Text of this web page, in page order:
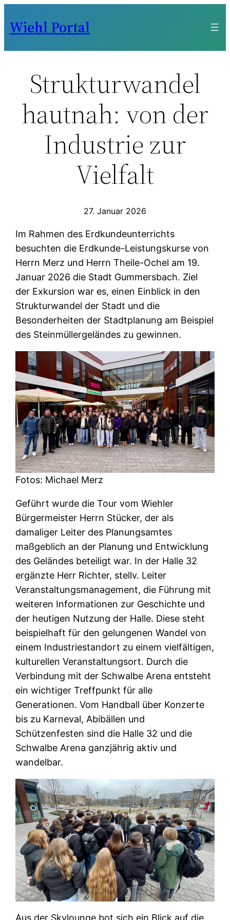
Inhalt
Wiehl Portal
Strukturwandel
hautnah: von der
Industrie zur
Vielfalt
27. Januar 2026
Im Rahmen des Erdkundeunterrichts
besuchten die Erdkunde-Leistungskurse von
Herrn Merz und Herrn Theile-Ochel am 19.
Januar 2026 die Stadt Gummersbach. Ziel
der Exkursion war es, einen Einblick in den
Strukturwandel der Stadt und die
Besonderheiten der Stadtplanung am Beispiel
des Steinmüllergeländes zu gewinnen.
Fotos: Michael Merz
Geführt wurde die Tour vom Wiehler
Bürgermeister Herrn Stücker, der als
damaliger Leiter des Planungsamtes
maßgeblich an der Planung und Entwicklung
des Geländes beteiligt war. In der Halle 32
ergänzte Herr Richter, stellv. Leiter
Veranstaltungsmanagement, die Führung mit
weiteren Informationen zur Geschichte und
der heutigen Nutzung der Halle. Diese steht
beispielhaft für den gelungenen Wandel von
einem Industriestandort zu einem vielfältigen,
kulturellen Veranstaltungsort. Durch die
Verbindung mit der Schwalbe Arena entsteht
ein wichtiger Treffpunkt für alle
Generationen. Vom Handball über Konzerte
bis zu Karneval, Abibällen und
Schützenfesten sind die Halle 32 und die
Schwalbe Arena ganzjährig aktiv und
wandelbar.
Aus der Skylounge bot sich ein Blick auf die